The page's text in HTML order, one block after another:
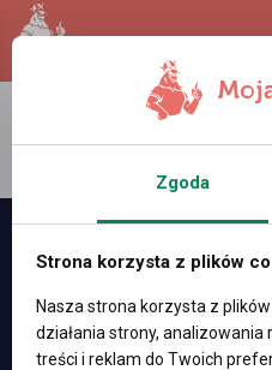
LANCASTER
27 °C
Zgoda
Strona korzysta z plików
Nasza strona korzysta z
działania strony,
treści i reklam do Twoich